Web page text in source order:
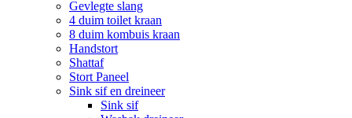
Gevlegte slang
4 duim toilet kraan
8 duim kombuis kraan
Handstort
Shattaf
Stort Paneel
Sink sif en dreineer
Sink sif